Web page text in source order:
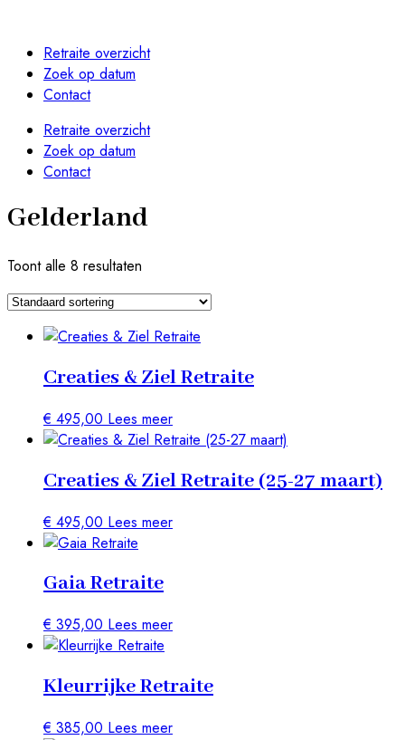
Retraite overzicht
Zoek op datum
Contact
Retraite overzicht
Zoek op datum
Contact
Gelderland
Toont alle 8 resultaten
Creaties & Ziel​ Retraite
€ 495,00 Lees meer
Creaties & Ziel​ Retraite (25-27 maart)
€ 495,00 Lees meer
Gaia Retraite
€ 395,00 Lees meer
Kleurrijke Retraite
€ 385,00 Lees meer